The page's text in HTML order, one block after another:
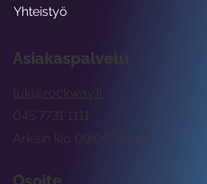
Asiakaspalvelu
tuki@rockway.fi
Arkisin klo 09:00 -15:00
045 7731 1111
Yhteistyö